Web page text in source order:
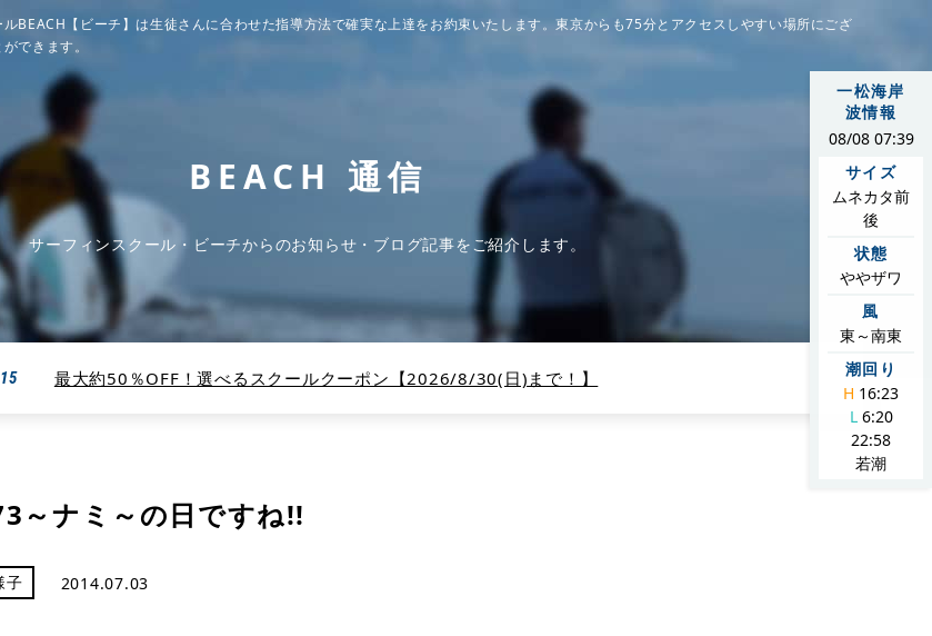
一松海岸
波情報
08/08 07:39
サイズ
ムネカタ前
後
状態
ややザワ
風
東～南東
潮回り
H 16:23
L6:20
22:58
若潮
BEACH【ビーチ】は生徒さんに合わせた指導方法で確実な上達をお約束いたします。東京からも75分とアクセスしやすい場所にござ
できます。
BEACH 通信
サーフィンスクール・ビーチからのお知らせ・ブログ記事をご紹介します。
最大約50％OFF！選べるスクールクーポン【2026/8/30(日)まで！】
～ナミ～の日ですね!!
子 2014.07.03